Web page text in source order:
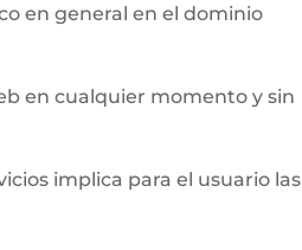
en general en el dominio
en cualquier momento y sin
implica para el usuario las